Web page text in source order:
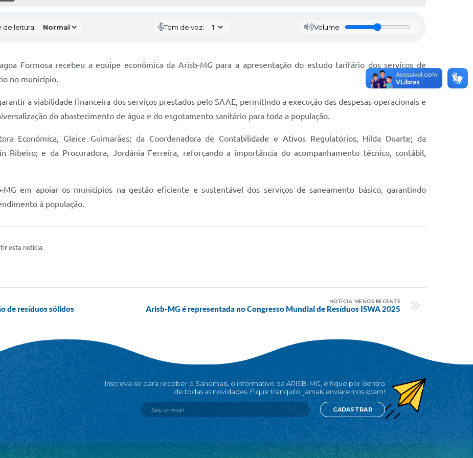
de leitura: Tom de voz: Volume
Formosa recebeu a equipe econômica da Arisb-MG para a apresentação do estudo tarifário dos serviços de
no município.
a viabilidade financeira dos serviços prestados pelo SAAE, permitindo a execução das despesas operacionais e
do abastecimento de água e do esgotamento sanitário para toda a população.
Econômica, Gleice Guimarães; da Coordenadora de Contabilidade e Ativos Regulatórios, Hilda Duarte; da
Ribeiro; e da Procuradora, Jordânia Ferreira, reforçando a importância do acompanhamento técnico, contábil,
em apoiar os municípios na gestão eficiente e sustentável dos serviços de saneamento básico, garantindo
à população.
esta notícia.
de resíduos sólidos
NOTÍCIA MENOS RECENTE
Arisb-MG é representada no Congresso Mundial de Resíduos ISWA 2025
Inscreva-se para receber o Sanemais, o informativo da ARISB-MG, e fique por dentro
de todas as novidades. Fique tranquilo, jamais enviaremos spam!
CADASTRAR